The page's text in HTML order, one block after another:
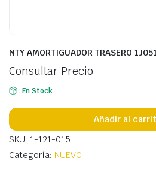
NTY AMORTIGUADOR TRASERO
Consultar Precio
En Stock
Añadir al
SKU: 1-121-015
Categoría: NUEVO